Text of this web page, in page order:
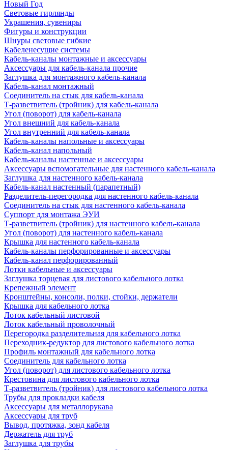
Новый Год
Световые гирлянды
Украшения, сувениры
Фигуры и конструкции
Шнуры световые гибкие
Кабеленесущие системы
Кабель-каналы монтажные и аксессуары
Аксессуары для кабель-канала прочие
Заглушка для монтажного кабель-канала
Кабель-канал монтажный
Соединитель на стык для кабель-канала
Т-разветвитель (тройник) для кабель-канала
Угол (поворот) для кабель-канала
Угол внешний для кабель-канала
Угол внутренний для кабель-канала
Кабель-каналы напольные и аксессуары
Кабель-канал напольный
Кабель-каналы настенные и аксессуары
Аксессуары вспомогательные для настенного кабель-канала
Заглушка для настенного кабель-канала
Кабель-канал настенный (парапетный)
Разделитель-перегородка для настенного кабель-канала
Соединитель на стык для настенного кабель-канала
Суппорт для монтажа ЭУИ
Т-разветвитель (тройник) для настенного кабель-канала
Угол (поворот) для настенного кабель-канала
Крышка для настенного кабель-канала
Кабель-каналы перфорированные и аксессуары
Кабель-канал перфорированный
Лотки кабельные и аксессуары
Заглушка торцевая для листового кабельного лотка
Крепежный элемент
Кронштейны, консоли, полки, стойки, держатели
Крышка для кабельного лотка
Лоток кабельный листовой
Лоток кабельный проволочный
Перегородка разделительная для кабельного лотка
Переходник-редуктор для листового кабельного лотка
Профиль монтажный для кабельного лотка
Соединитель для кабельного лотка
Угол (поворот) для листового кабельного лотка
Крестовина для листового кабельного лотка
Т-разветвитель (тройник) для листового кабельного лотка
Трубы для прокладки кабеля
Аксессуары для металлорукава
Аксессуары для труб
Вывод, протяжка, зонд кабеля
Держатель для труб
Заглушка для трубы